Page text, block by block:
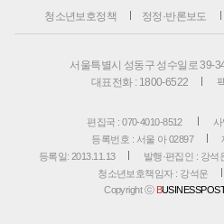
청소년보호정책 정정·반론보도
서울특별시 성동구 성수일로 39-
대표전화 : 1800-6522
편집국 : 070-4010-8512
등록번호 : 서울 아 02897
등록일: 2013.11.13
발행·편집인 : 강석
청소년보호책임자 : 강석운
Copyright ⓒ BUSINESSPOST